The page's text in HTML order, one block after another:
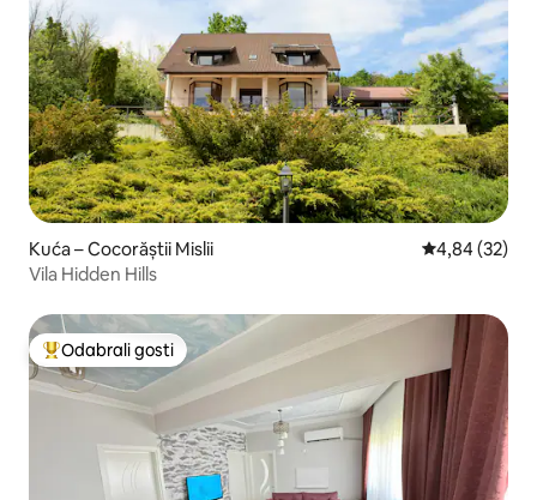
Kuća – Cocorăștii Mislii Prosječna
4,84 (32)
Vila Hidden Hills
Među najviše rangiranima s oznakom „Odabrali gosti”
Odabrali gosti